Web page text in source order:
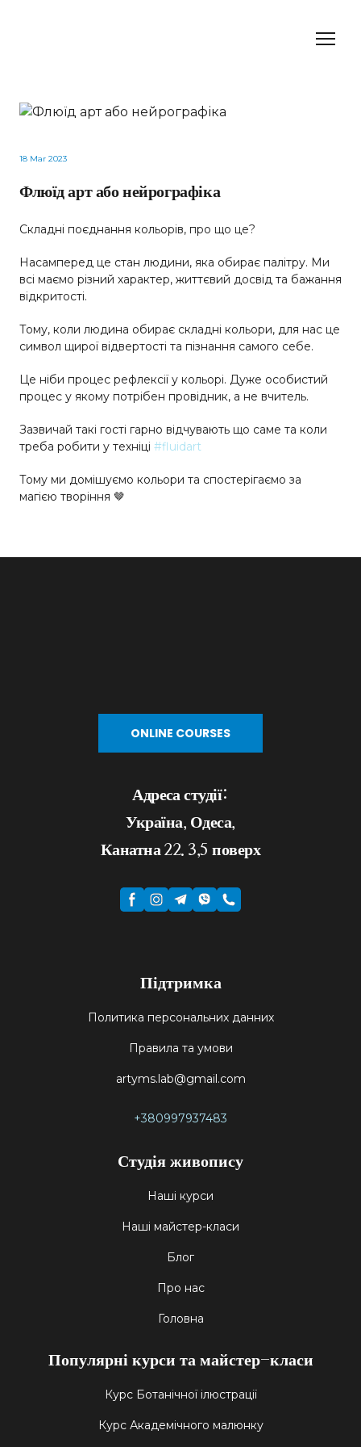
18 Mar 2023
Флюїд арт або нейрографіка
Складні поєднання кольорів, про що це?
Насамперед це стан людини, яка обирає палітру. Ми
всі маємо різний характер, життєвий досвід та бажання
відкритості.
Тому, коли людина обирає складні кольори, для нас це
символ щирої відвертості та пізнання самого себе.
Це ніби процес рефлексії у кольорі. Дуже особистий
процес у якому потрібен провідник, а не вчитель.
Зазвичай такі гості гарно відчувають що саме та коли
треба робити у техніці #fluidart
Тому ми домішуємо кольори та спостерігаємо за
магією творіння 🤎
ONLINE COURSES
Адреса студії:
Україна, Одеса,
Канатна 22. 3,5 поверх
Підтримка
Политика персональних данних
Правила та умови
artyms.lab@gmail.com
+380997937483
Студія живопису
Наші курси
Наші майстер-класи
Блог
Про нас
Головна
Популярні курси та майстер-класи
Курс Ботанічної ілюстрації
Курс Академічного малюнку